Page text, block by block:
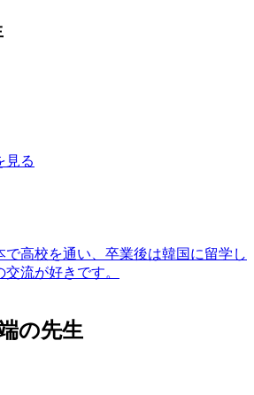
見る
高校を通い、卒業後は韓国に留学し
流が好きです。
の先生